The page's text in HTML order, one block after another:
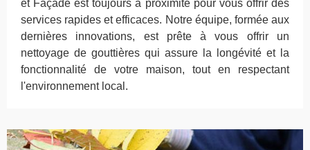
et Façade est toujours à proximité pour vous offrir des
services rapides et efficaces. Notre équipe, formée aux
dernières innovations, est prête à vous offrir un
nettoyage de gouttières qui assure la longévité et la
fonctionnalité de votre maison, tout en respectant
l'environnement local.